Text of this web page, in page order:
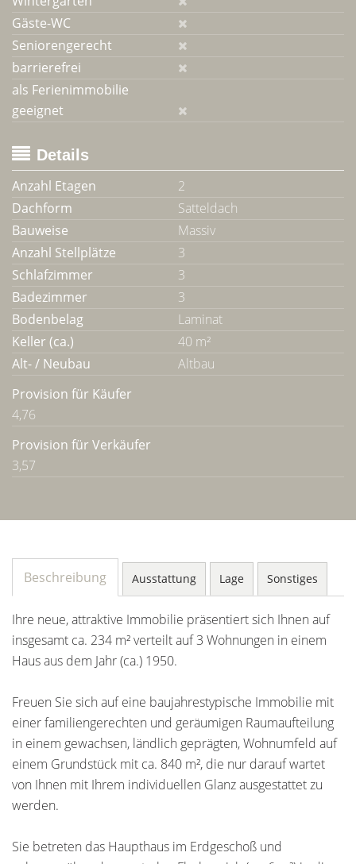
Gäste-WC
Seniorengerecht
barrierefrei
als Ferienimmobilie
geeignet
Details
Anzahl Etagen
2
Dachform
Satteldach
Bauweise
Massiv
Anzahl Stellplätze
3
Schlafzimmer
3
Badezimmer
3
Bodenbelag
Laminat
Keller (ca.)
40 m²
Alt- / Neubau
Altbau
Provision für Käufer
4,76
Provision für Verkäufer
3,57
Beschreibung Ausstattung Lage Sonstiges
Ihre neue, attraktive Immobilie präsentiert sich Ihnen auf
insgesamt ca. 234 m² verteilt auf 3 Wohnungen in einem
Haus aus dem Jahr (ca.) 1950.
Freuen Sie sich auf eine baujahrestypische Immobilie mit
einer familiengerechten und geräumigen Raumaufteilung
in einem gewachsen, ländlich geprägten, Wohnumfeld auf
einem Grundstück mit ca. 840 m², die nur darauf wartet
von Ihnen mit Ihrem individuellen Glanz ausgestattet zu
werden.
Sie betreten das Haupthaus im Erdgeschoß und